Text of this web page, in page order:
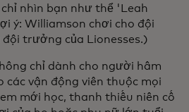
nhìn bạn như thể 'Leah
ý: Williamson chơi cho đội
trưởng của Lionesses.)
chỉ dành cho người hâm
các vận động viên thuộc mọi
mới học, thanh thiếu niên cố